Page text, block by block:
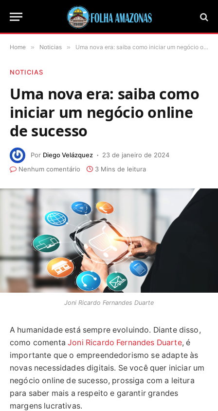
Home » Noticias » Uma nova era: saiba como iniciar um negócio online de sucesso
NOTICIAS
Uma nova era: saiba como
iniciar um negócio online
de sucesso
Por Diego Velázquez
23 de janeiro de 2024
Nenhum comentário
3 Mins de leitura
Joni Ricardo Fernandes Duarte
A humanidade está sempre evoluindo. Diante disso,
como comentaJoni Ricardo Fernandes Duarte, é
importante que o empreendedorismo se adapte às
novas necessidades digitais. Se você quer iniciar um
negócio online de sucesso, prossiga com a leitura
para saber mais a respeito e garantir grandes
margens lucrativas.